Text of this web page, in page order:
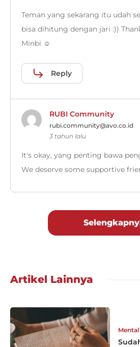
Teman yang sekarang itu udah
bisa dihitung dengan jari :))
Minbi ☺️
Reply
RUBI Community
rubi.community@avo.co.id
3 tahun lalu
It's okay, yang penting bawa
We deserve some supportive
Artikel Lainnya